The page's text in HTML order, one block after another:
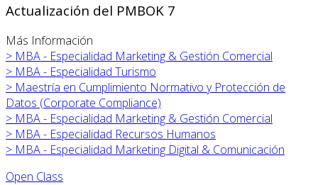
Actualización del PMBOK 7
Más Información
> MBA - Especialidad Marketing & Gestión Comercial
> MBA - Especialidad Turismo
> Maestría en Cumplimiento Normativo y Protección de
Datos (Corporate Compliance)
> MBA - Especialidad Marketing & Gestión Comercial
> MBA - Especialidad Recursos Humanos
> MBA - Especialidad Marketing Digital & Comunicación
Open Class